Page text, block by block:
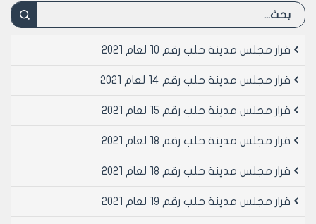
المحافظة اصولا
الدكتور المهندس معن الشبلي
قرار مجلس مدينة حلب رقم 10 لعام 2021
قرار مجلس مدينة حلب رقم 14 لعام 2021
قرار مجلس مدينة حلب رقم 15 لعام 2021
قرار مجلس مدينة حلب رقم 18 لعام 2021
قرار مجلس مدينة حلب رقم 18 لعام 2021
قرار مجلس مدينة حلب رقم 19 لعام 2021